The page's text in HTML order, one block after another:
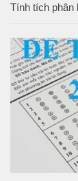
Tính tích phân